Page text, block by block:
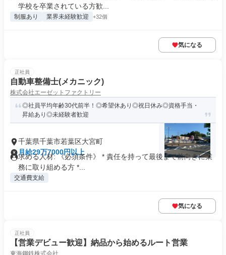
学校を卒業されている方歓...
制服あり 業界未経験歓迎 +32個
気になる
正社員
自動車整備士(メカニック)
株式会社エーゼットファクトリー
◎社員平均年齢30代前半！◎希望休あり◎祝日休み◎資格手当・
昇給あり◎未経験者歓迎
千葉県千葉市若葉区大宮町
月給29万7000円以上
求める人材: 《必須条件》 * 責任を持って最後まで前向きに業
務に取り組める方 *...
交通費支給
気になる
正社員
【営業デビュー歓迎】納品から始めるルート営業
東海鋼鉄株式会社